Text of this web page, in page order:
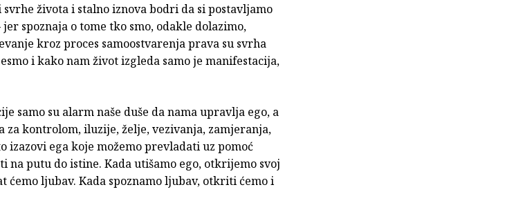
života i stalno iznova bodri da si postavljamo
spoznaja o tome tko smo, odakle dolazimo,
kroz proces samoostvarenja prava su svrha
i kako nam život izgleda samo je manifestacija,
samo su alarm naše duše da nama upravlja ego, a
za kontrolom, iluzije, želje, vezivanja, zamjeranja,
izazovi ega koje možemo prevladati uz pomoć
na putu do istine. Kada utišamo ego, otkrijemo svoj
ćemo ljubav. Kada spoznamo ljubav, otkriti ćemo i